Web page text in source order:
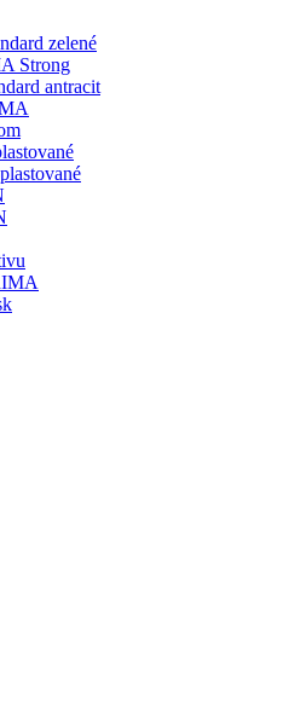
zelené
Strong
antracit